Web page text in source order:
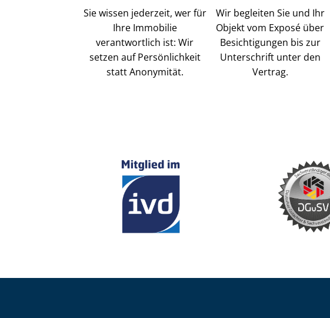
Sie wissen jederzeit, wer für
Ihre Immobilie
verantwortlich ist: Wir
setzen auf Persönlichkeit
statt Anonymität.
Wir begleiten Sie und Ihr
Objekt vom Exposé über
Besichtigungen bis zur
Unterschrift unter den
Vertrag.